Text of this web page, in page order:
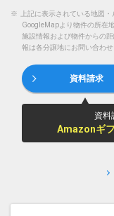
※
上記に表示されている地図
GoogleMapより物件の所在
施設情報および物件からの
報は各分譲地にお問い合わせ
資料請求
資料
Amazonギ